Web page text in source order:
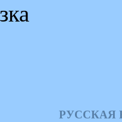
РУССКАЯ